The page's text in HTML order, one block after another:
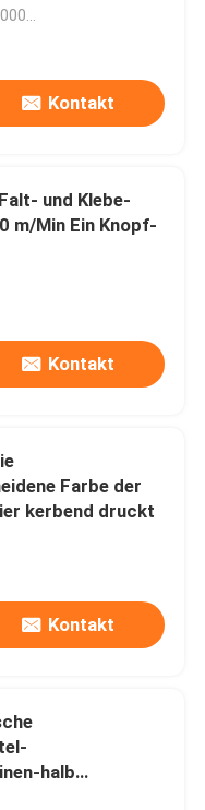
Kontakt
und Klebe-
m/Min Ein Knopf-
Kontakt
Farbe der
kerbend druckt
Kontakt
halb